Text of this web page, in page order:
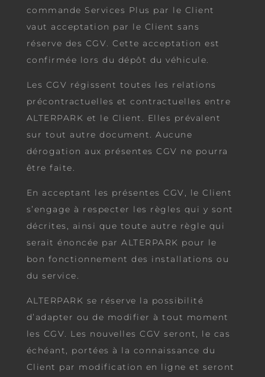
commande Services Plus par le Client
vaut acceptation par le Client sans
réserve des CGV. Cette acceptation est
confirmée lors du dépôt du véhicule.
Les CGV régissent toutes les relations
précontractuelles et contractuelles entre
ALTERPARK et le Client. Elles prévalent
sur tout autre document. Aucune
dérogation aux présentes CGV ne pourra
être faite.
En acceptant les présentes CGV, le Client
s’engage à respecter les règles qui y sont
décrites, ainsi que toute autre règle qui
serait énoncée par ALTERPARK pour le
bon fonctionnement des installations ou
du service.
ALTERPARK se réserve la possibilité
d’adapter ou de modifier à tout moment
les CGV. Les nouvelles CGV seront, le cas
échéant, portées à la connaissance du
Client par modification en ligne et seront